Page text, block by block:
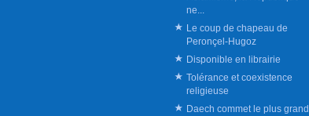
ne...
Le coup de chapeau de
Peronçel-Hugoz
Disponible en librairie
Tolérance et coexistence
religieuse
Daech commet le plus grand